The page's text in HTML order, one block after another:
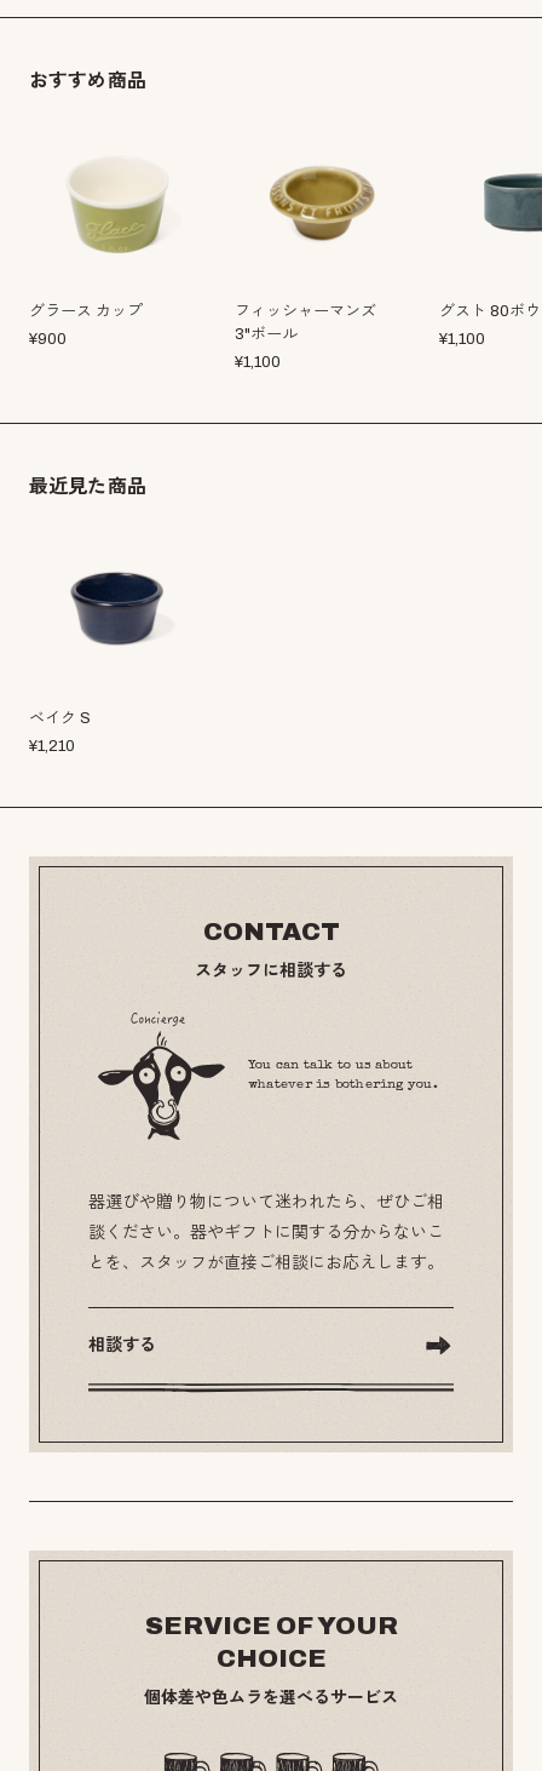
おすすめ商品
グラース カップ
¥900
フィッシャーマンズ
3"ボール
¥1,100
グスト 80ボ
¥1,100
最近見た商品
ベイク S
¥1,210
CONTACT
スタッフに相談する
You can talk to us about
whatever is bothering you.
器選びや贈り物について迷われたら、ぜひご相
談ください。器やギフトに関する分からないこ
とを、スタッフが直接ご相談にお応えします。
相談する
SERVICE OF YOUR
CHOICE
個体差や色ムラを選べるサービス